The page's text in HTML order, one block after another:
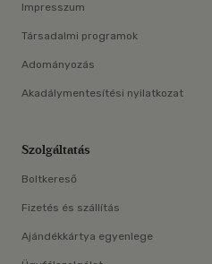
Impresszum
Társadalmi programok
Adományozás
Akadálymentesítési nyilatkozat
Szolgáltatás
Boltkereső
Fizetés és szállítás
Ajándékkártya egyenlege